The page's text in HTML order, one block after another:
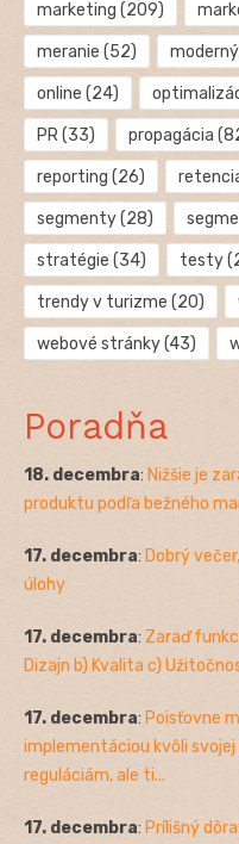
marketing (209)
meranie (52)
online (24)
PR(33) propagácia
reporting (26)
segmenty(28)
stratégie (34) testy
trendy v turizme (20)
webové stránky(43)
Poradňa
18. decembra: Nižšie je
produktu podľa bežného
17. decembra: Dobrý
úlohy
17. decembra: Zaraď
Dizajn b) Kvalita c)
17. decembra: Poisťovne
implementáciou kvôli
reguláciám, ale ti...
17. decembra: Prílišný